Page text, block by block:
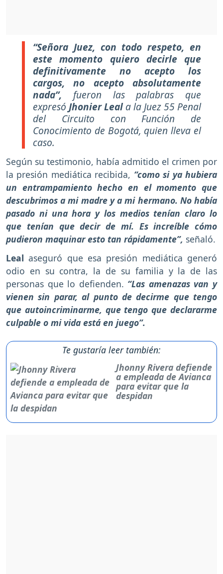
“Señora Juez, con todo respeto, en
este momento quiero decirle que
definitivamente no acepto los
cargos, no acepto absolutamente
nada”, fueron las palabras que
expresó Jhonier Leala la Juez 55 Penal
del Circuito con Función de
Conocimiento de Bogotá, quien lleva el
caso.
Según su testimonio, había admitido el crimen por
la presión mediática recibida, “como si ya hubiera
un entrampamiento hecho en el momento que
descubrimos a mi madre y a mi hermano. No había
pasado ni una hora y los medios tenían claro lo
que tenían que decir de mí. Es increíble cómo
pudieron maquinar esto tan rápidamente”, señaló.
Lealaseguró que esa presión mediática generó
odio en su contra, la de su familia y la de las
personas que lo defienden. “Las amenazas van y
vienen sin parar, al punto de decirme que tengo
que autoincriminarme, que tengo que declararme
culpable o mi vida está en juego”.
Te gustaría leer también:
Jhonny Rivera defiende
a empleada de Avianca
para evitar que la
despidan